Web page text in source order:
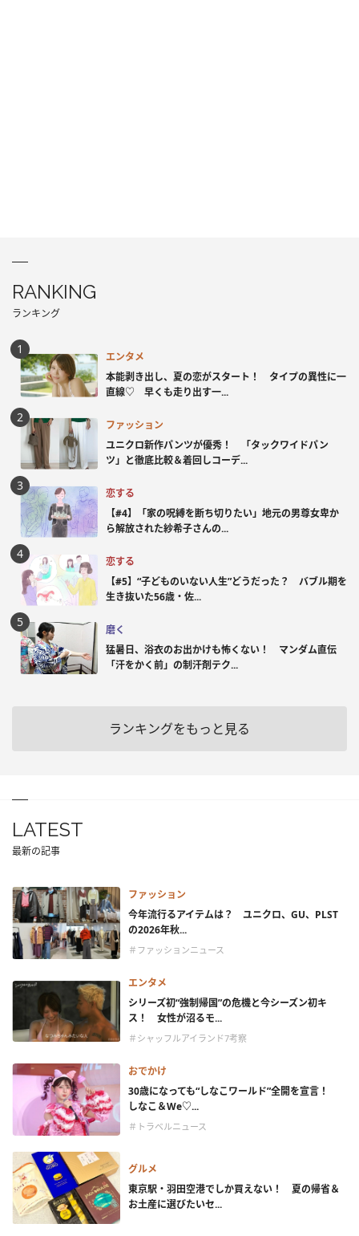
RANKING
ランキング
エンタメ
本能剥き出し、夏の恋がスタート！ タイプの異性に一
直線♡ 早くも走り出す一...
ファッション
ユニクロ新作パンツが優秀！ 「タックワイドパン
ツ」と徹底比較＆着回しコーデ...
恋する
【#4】「家の呪縛を断ち切りたい」地元の男尊女卑か
ら解放された紗希子さんの...
恋する
【#5】“子どものいない人生”どうだった？ バブル期を
生き抜いた56歳・佐...
磨く
猛暑日、浴衣のお出かけも怖くない！ マンダム直伝
「汗をかく前」の制汗剤テク...
ランキングをもっと見る
LATEST
最新の記事
ファッション
今年流行るアイテムは？ ユニクロ、GU、PLST
の2026年秋...
＃ファッションニュース
エンタメ
シリーズ初“強制帰国”の危機と今シーズン初キ
ス！ 女性が沼るモ...
＃シャッフルアイランド7考察
おでかけ
30歳になっても“しなこワールド”全開を宣言！
しなこ＆We♡...
＃トラベルニュース
グルメ
東京駅・羽田空港でしか買えない！ 夏の帰省＆
お土産に選びたいセ...